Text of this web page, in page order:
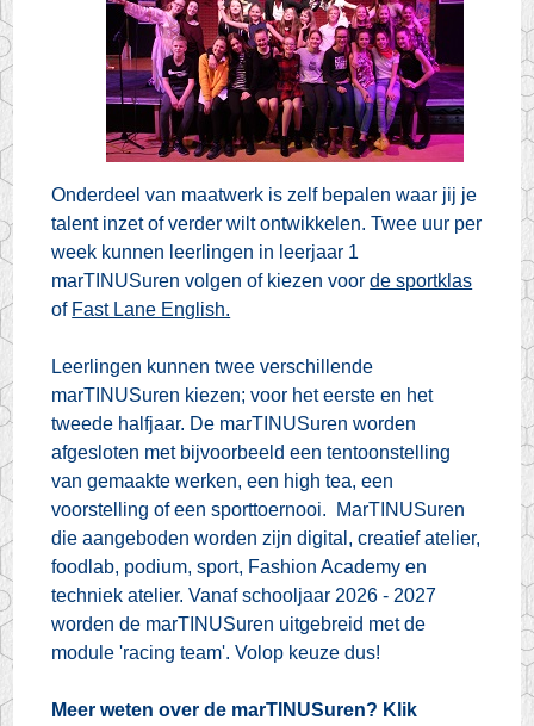
Onderdeel van maatwerk is zelf bepalen waar jij je
talent inzet of verder wilt ontwikkelen. Twee uur per
week kunnen leerlingen in leerjaar 1
marTINUSuren volgen of kiezen voorde sportklas
of Fast Lane English.
Leerlingen kunnen twee verschillende
marTINUSuren kiezen; voor het eerste en het
tweede halfjaar. De marTINUSuren worden
afgesloten met bijvoorbeeld een tentoonstelling
van gemaakte werken, een high tea, een
voorstelling of een sporttoernooi. MarTINUSuren
die aangeboden worden zijn digital, creatief atelier,
foodlab, podium, sport, Fashion Academy en
techniek atelier. Vanaf schooljaar 2026 - 2027
worden de marTINUSuren uitgebreid met de
module 'racing team'. Volop keuze dus!
Meer weten over de marTINUSuren? Klik